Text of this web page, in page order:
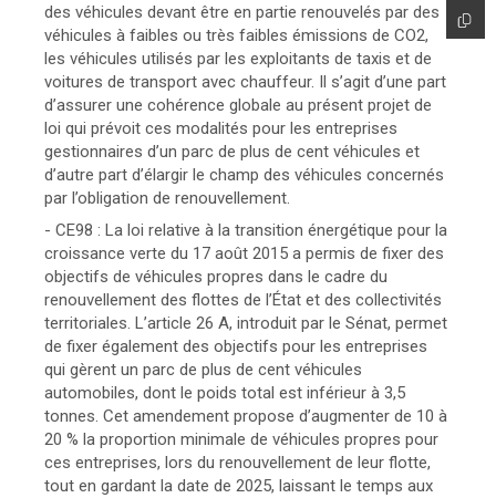
des véhicules devant être en partie renouvelés par des
véhicules à faibles ou très faibles émissions de CO2,
les véhicules utilisés par les exploitants de taxis et de
voitures de transport avec chauffeur. Il s’agit d’une part
d’assurer une cohérence globale au présent projet de
loi qui prévoit ces modalités pour les entreprises
gestionnaires d’un parc de plus de cent véhicules et
d’autre part d’élargir le champ des véhicules concernés
par l’obligation de renouvellement.
- CE98 : La loi relative à la transition énergétique pour la
croissance verte du 17 août 2015 a permis de fixer des
objectifs de véhicules propres dans le cadre du
renouvellement des flottes de l’État et des collectivités
territoriales. L’article 26 A, introduit par le Sénat, permet
de fixer également des objectifs pour les entreprises
qui gèrent un parc de plus de cent véhicules
automobiles, dont le poids total est inférieur à 3,5
tonnes. Cet amendement propose d’augmenter de 10 à
20 % la proportion minimale de véhicules propres pour
ces entreprises, lors du renouvellement de leur flotte,
tout en gardant la date de 2025, laissant le temps aux